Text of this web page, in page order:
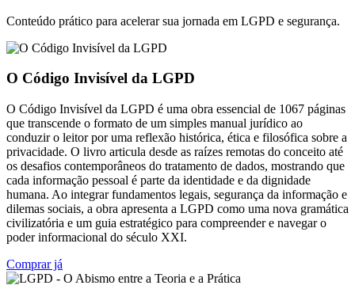
Conteúdo prático para acelerar sua jornada em LGPD e segurança.
O Código Invisível da LGPD
O Código Invisível da LGPD é uma obra essencial de 1067 páginas
que transcende o formato de um simples manual jurídico ao
conduzir o leitor por uma reflexão histórica, ética e filosófica sobre a
privacidade. O livro articula desde as raízes remotas do conceito até
os desafios contemporâneos do tratamento de dados, mostrando que
cada informação pessoal é parte da identidade e da dignidade
humana. Ao integrar fundamentos legais, segurança da informação e
dilemas sociais, a obra apresenta a LGPD como uma nova gramática
civilizatória e um guia estratégico para compreender e navegar o
poder informacional do século XXI.
Comprar já